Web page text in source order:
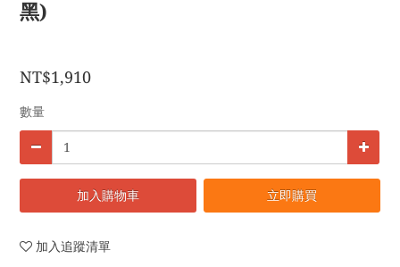
黑)
NT$1,910
數量
加入購物車 立即購買
加入追蹤清單